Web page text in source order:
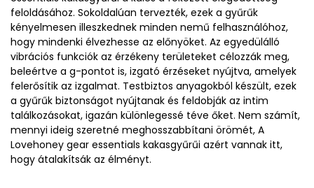
feloldásához. Sokoldalúan tervezték, ezek a gyűrűk
kényelmesen illeszkednek minden nemű felhasználóhoz,
hogy mindenki élvezhesse az előnyöket. Az egyedülálló
vibrációs funkciók az érzékeny területeket célozzák meg,
beleértve a g-pontot is, izgató érzéseket nyújtva, amelyek
felerősítik az izgalmat. Testbiztos anyagokból készült, ezek
a gyűrűk biztonságot nyújtanak és feldobják az intim
találkozásokat, igazán különlegessé téve őket. Nem számít,
mennyi ideig szeretné meghosszabbítani örömét, A
Lovehoney gear essentials kakasgyűrűi azért vannak itt,
hogy átalakítsák az élményt.